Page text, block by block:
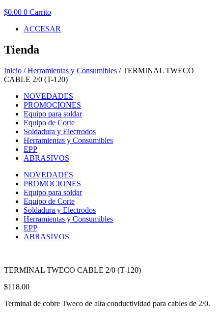
$0.00 0 Carrito
ACCESAR
Tienda
Inicio /Herramientas y Consumibles / TERMINAL TWECO
CABLE 2/0 (T-120)
NOVEDADES
PROMOCIONES
Equipo para soldar
Equipo de Corte
Soldadura y Electrodos
Herramientas y Consumibles
EPP
ABRASIVOS
NOVEDADES
PROMOCIONES
Equipo para soldar
Equipo de Corte
Soldadura y Electrodos
Herramientas y Consumibles
EPP
ABRASIVOS
TERMINAL TWECO CABLE 2/0 (T-120)
$118.00
Terminal de cobre Tweco de alta conductividad para cables de 2/0.